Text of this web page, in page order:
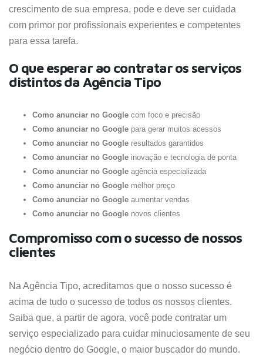
crescimento de sua empresa, pode e deve ser cuidada
com primor por profissionais experientes e competentes
para essa tarefa.
O que esperar ao contratar os serviços
distintos da Agência Tipo
Como anunciar no Google com foco e precisão
Como anunciar no Google para gerar muitos acessos
Como anunciar no Google resultados garantidos
Como anunciar no Google inovação e tecnologia de ponta
Como anunciar no Google agência especializada
Como anunciar no Google melhor preço
Como anunciar no Google aumentar vendas
Como anunciar no Google novos clientes
Compromisso com o sucesso de nossos
clientes
Na Agência Tipo, acreditamos que o nosso sucesso é
acima de tudo o sucesso de todos os nossos clientes.
Saiba que, a partir de agora, você pode contratar um
serviço especializado para cuidar minuciosamente de seu
negócio dentro do Google, o maior buscador do mundo.